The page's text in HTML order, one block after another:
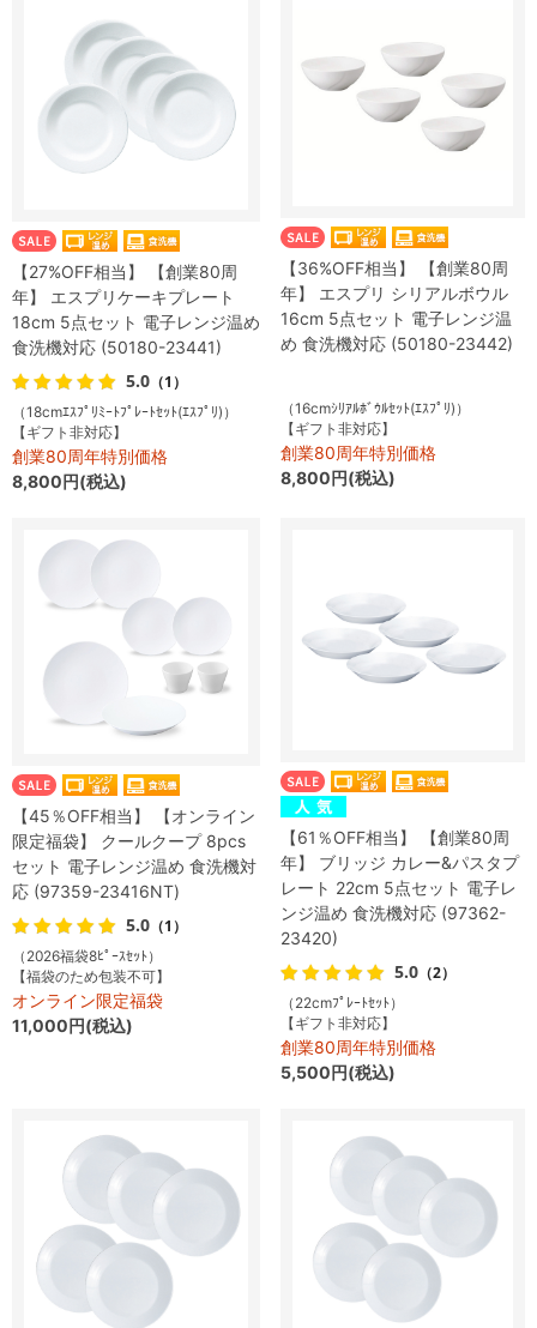
【27%OFF相当】 【創業80周
年】 エスプリケーキプレート
18cm 5点セット 電子レンジ温め
食洗機対応 (50180-23441)
5.0 （1）
（18cmｴｽﾌﾟﾘﾐｰﾄﾌﾟﾚｰﾄｾｯﾄ(ｴｽﾌﾟﾘ)）
【ギフト非対応】
創業80周年特別価格
8,800円(税込)
【36%OFF相当】 【創業80周
年】 エスプリ シリアルボウル
16cm 5点セット 電子レンジ温
め 食洗機対応 (50180-23442)
（16cmｼﾘｱﾙﾎﾞｳﾙｾｯﾄ(ｴｽﾌﾟﾘ)）
【ギフト非対応】
創業80周年特別価格
8,800円(税込)
【45％OFF相当】 【オンライン
限定福袋】 クールクープ 8pcs
セット 電子レンジ温め 食洗機対
応 (97359-23416NT)
5.0 （1）
（2026福袋8ﾋﾟｰｽｾｯﾄ）
【福袋のため包装不可】
オンライン限定福袋
11,000円(税込)
【61％OFF相当】 【創業80周
年】 ブリッジ カレー&パスタプ
レート 22cm 5点セット 電子レ
ンジ温め 食洗機対応 (97362-
23420)
5.0 （2）
（22cmﾌﾟﾚｰﾄｾｯﾄ）
【ギフト非対応】
創業80周年特別価格
5,500円(税込)